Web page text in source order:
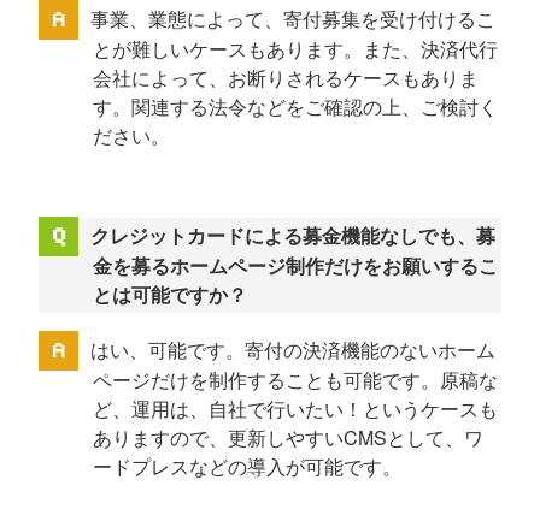
事業、業態によって、寄付募集を受け付けるこ
とが難しいケースもあります。また、決済代行
会社によって、お断りされるケースもありま
す。関連する法令などをご確認の上、ご検討く
ださい。
クレジットカードによる募金機能なしでも、募
金を募るホームページ制作だけをお願いするこ
とは可能ですか？
はい、可能です。寄付の決済機能のないホーム
ページだけを制作することも可能です。原稿な
ど、運用は、自社で行いたい！というケースも
ありますので、更新しやすいCMSとして、ワ
ードプレスなどの導入が可能です。